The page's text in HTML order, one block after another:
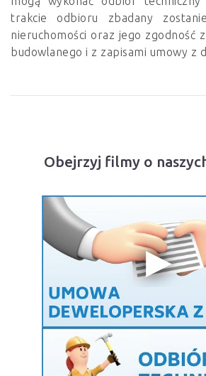
trakcie odbioru zbadany
nieruchomości oraz jego zgodność
budowlanego i z zapisami umowy z
Obejrzyj filmy o